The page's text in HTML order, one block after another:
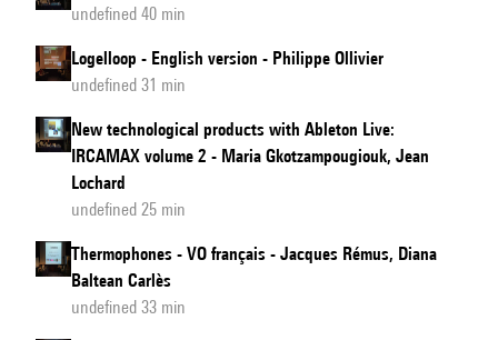
undefined 40 min
Logelloop - English version - Philippe Ollivier
undefined 31 min
New technological products with Ableton Live:
IRCAMAX volume 2 - Maria Gkotzampougiouk, Jean
Lochard
undefined 25 min
Thermophones - VO français - Jacques Rémus, Diana
Baltean Carlès
undefined 33 min